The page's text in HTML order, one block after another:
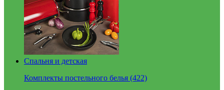
Спальня и детская
Комплекты постельного белья (422)